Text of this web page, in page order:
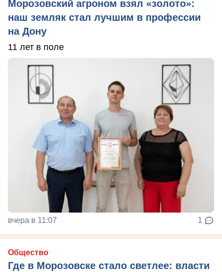
Морозовский агроном взял «золото»:
наш земляк стал лучшим в профессии
на Дону
11 лет в поле
вчера в 11:07 1
Общество
Где в Морозовске стало светлее: власти